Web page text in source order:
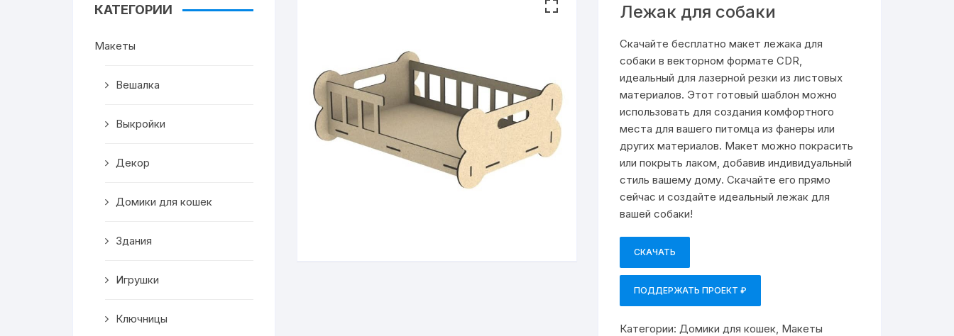
Игрушки
Рамки для фото
Светильники
Подставки
Мини бары
Лежак для собаки
Скачайте бесплатно макет лежака для
собаки в векторном формате CDR,
идеальный для лазерной резки из листовых
материалов. Этот готовый шаблон можно
использовать для создания комфортного
места для вашего питомца из фанеры или
других материалов. Макет можно покрасить
или покрыть лаком, добавив индивидуальный
стиль вашему дому. Скачайте его прямо
сейчас и создайте идеальный лежак для
вашей собаки!
СКАЧАТЬ
ПОДДЕРЖАТЬ ПРОЕКТ ₽
Категории:Домики для кошек, Макеты
КАТЕГОРИИ
Макеты
Вешалка
Выкройки
Декор
Домики для кошек
Здания
Игрушки
Ключницы